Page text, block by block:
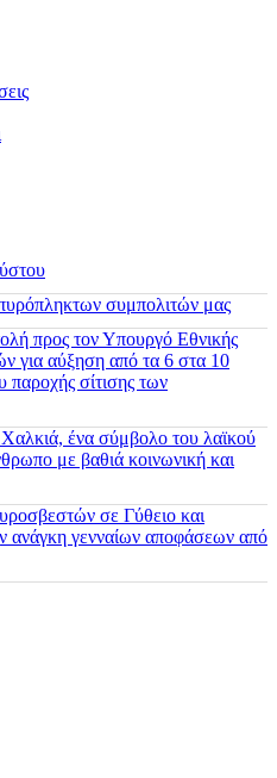
συμπολιτών μας
προς τον Υπουργό Εθνικής
για αύξηση από τα 6 στα 10
παροχής σίτισης των
ένα σύμβολο του λαϊκού
με βαθιά κοινωνική και
σε Γύθειο και
ανάγκη γενναίων αποφάσεων από